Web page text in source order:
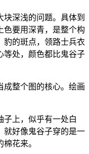
深浅的问题。具体到
色要用深青，是整个构
豹的斑点，领路士兵衣
等处，颜色都比鬼谷子
成整个图的核心。绘画
子上，似乎有一处白
就好像鬼谷子穿的是一
花来。